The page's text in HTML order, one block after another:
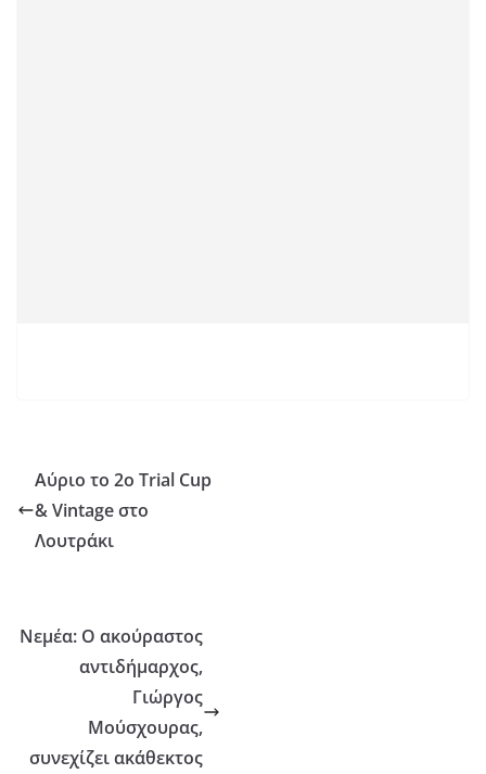
Αύριο το 2ο Trial Cup
& Vintage στο
Λουτράκι
Νεμέα: Ο ακούραστος
αντιδήμαρχος,
Γιώργος
Μούσχουρας,
συνεχίζει ακάθεκτος